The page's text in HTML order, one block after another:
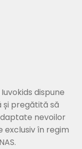
dispune
și pregătită să
nevoilor
exclusiv în regim